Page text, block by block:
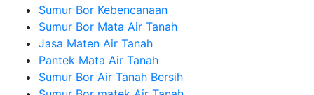
Sumur Bor Kebencanaan
Sumur Bor Mata Air Tanah
Jasa Maten Air Tanah
Pantek Mata Air Tanah
Sumur Bor Air Tanah Bersih